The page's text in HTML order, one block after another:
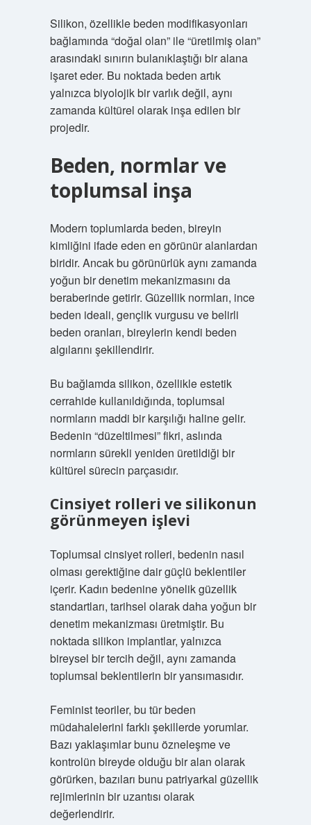
Silikon, özellikle beden modifikasyonları
bağlamında “doğal olan” ile “üretilmiş olan”
arasındaki sınırın bulanıklaştığı bir alana
işaret eder. Bu noktada beden artık
yalnızca biyolojik bir varlık değil, aynı
zamanda kültürel olarak inşa edilen bir
projedir.
Beden, normlar ve
toplumsal inşa
Modern toplumlarda beden, bireyin
kimliğini ifade eden en görünür alanlardan
biridir. Ancak bu görünürlük aynı zamanda
yoğun bir denetim mekanizmasını da
beraberinde getirir. Güzellik normları, ince
beden ideali, gençlik vurgusu ve belirli
beden oranları, bireylerin kendi beden
algılarını şekillendirir.
Bu bağlamda silikon, özellikle estetik
cerrahide kullanıldığında, toplumsal
normların maddi bir karşılığı haline gelir.
Bedenin “düzeltilmesi” fikri, aslında
normların sürekli yeniden üretildiği bir
kültürel sürecin parçasıdır.
Cinsiyet rolleri ve silikonun
görünmeyen işlevi
Toplumsal cinsiyet rolleri, bedenin nasıl
olması gerektiğine dair güçlü beklentiler
içerir. Kadın bedenine yönelik güzellik
standartları, tarihsel olarak daha yoğun bir
denetim mekanizması üretmiştir. Bu
noktada silikon implantlar, yalnızca
bireysel bir tercih değil, aynı zamanda
toplumsal beklentilerin bir yansımasıdır.
Feminist teoriler, bu tür beden
müdahalelerini farklı şekillerde yorumlar.
Bazı yaklaşımlar bunu özneleşme ve
kontrolün bireyde olduğu bir alan olarak
görürken, bazıları bunu patriyarkal güzellik
rejimlerinin bir uzantısı olarak
değerlendirir.